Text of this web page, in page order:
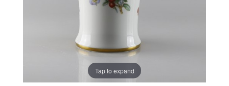
Tap to expand